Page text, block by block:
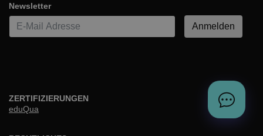
Newsletter
E-Mail*
Anmelden
ZERTIFIZIERUNGEN
eduQua